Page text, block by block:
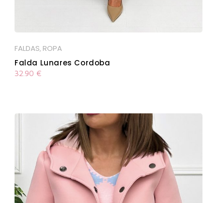
FALDAS, ROPA
Falda Lunares Cordoba
32.90 €